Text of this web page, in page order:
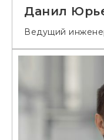
Данил
Ведущий